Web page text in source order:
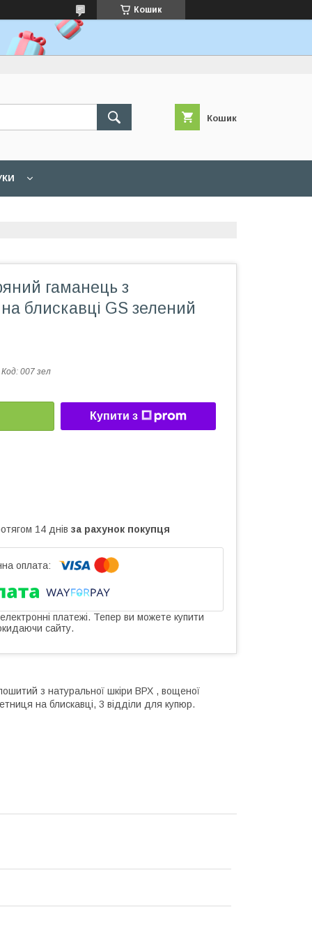
Кошик
Кошик
гаманець з
блискавці GS зелений
Код: 007 зел
Купити з
14 днів за рахунок покупця
платежі. Тепер ви можете купити
сайту.
з натуральної шкіри ВРХ , вощеної
на блискавці, 3 відділи для купюр.